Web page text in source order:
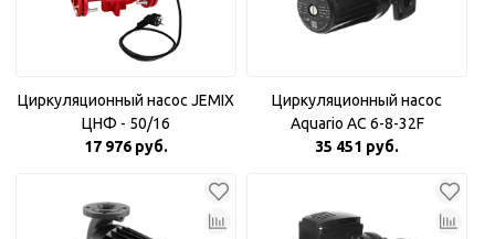
Циркуляционный насос JEMIX
ЦНФ - 50/16
17 976 руб.
Циркуляционный насос
Aquario AC 6-8-32F
35 451 руб.